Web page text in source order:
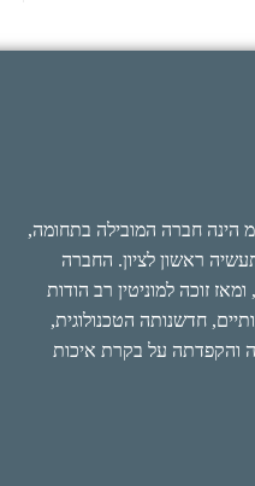
הינה חברה המובילה בתחומה,
ראשון לציון. החברה
נוסדה בשנת 1986 , ומאז זוכה למוניטין רב הודות
חדשנותה הטכנולוגית,
והקפדתה על בקרת איכות